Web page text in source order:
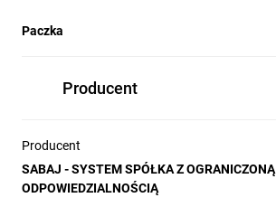
Paczka
Producent
Producent
SABAJ - SYSTEM SPÓŁKA Z OGRANICZONĄ
ODPOWIEDZIALNOŚCIĄ